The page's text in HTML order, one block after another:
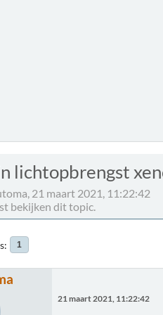
lichtopbrengst
21 maart 2021, 11:22:42
bekijken dit topic.
1
21 maart 2021, 11:22:42